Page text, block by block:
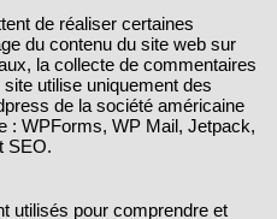
de réaliser certaines
du contenu du site web sur
la collecte de commentaires
utilise uniquement des
de la société américaine
: WPForms, WP Mail, Jetpack,
SEO.
utilisés pour comprendre et